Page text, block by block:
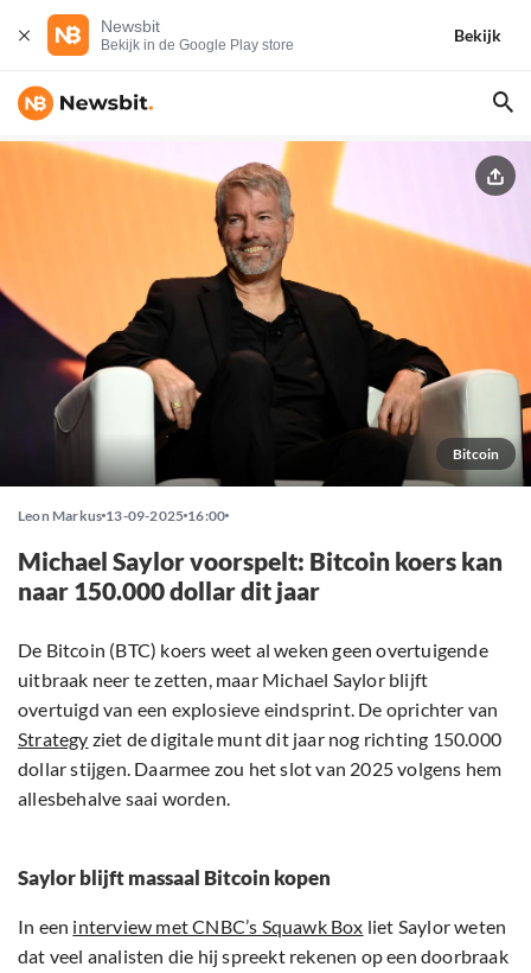
Newsbit
Bekijk in de Google Play store
Bekijk
Bitcoin
Leon Markus 13-09-2025 16:00
Michael Saylor voorspelt: Bitcoin koers kan
naar 150.000 dollar dit jaar
De Bitcoin (BTC) koers weet al weken geen overtuigende
uitbraak neer te zetten, maar Michael Saylor blijft
overtuigd van een explosieve eindsprint. De oprichter van
Strategy ziet de digitale munt dit jaar nog richting 150.000
dollar stijgen. Daarmee zou het slot van 2025 volgens hem
allesbehalve saai worden.
Saylor blijft massaal Bitcoin kopen
In een interview met CNBC’s Squawk Box liet Saylor weten
dat veel analisten die hij spreekt rekenen op een doorbraak